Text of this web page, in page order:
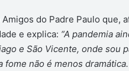
Amigos do Padre Paulo que,
e explica: “A pandemia
e São Vicente, onde sou
não é menos